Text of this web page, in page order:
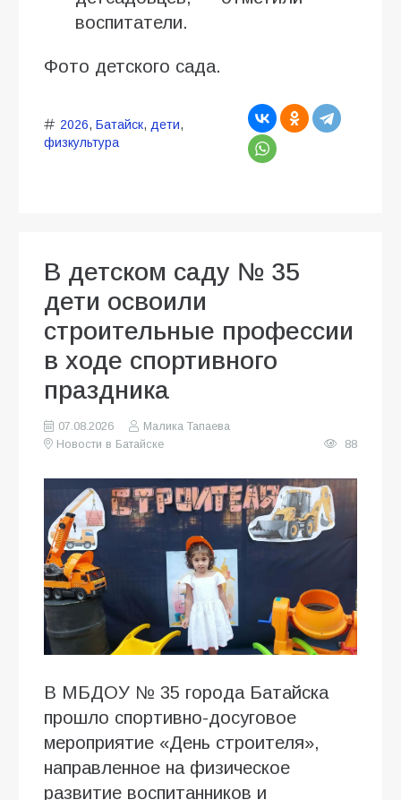
воспитатели.
Фото детского сада.
2026, Батайск, дети,
физкультура
В детском саду № 35
дети освоили
строительные профессии
в ходе спортивного
праздника
07.08.2026
Малика Тапаева
Новости в Батайске
88
В МБДОУ № 35 города Батайска
прошло спортивно-досуговое
мероприятие «День строителя»,
направленное на физическое
развитие воспитанников и